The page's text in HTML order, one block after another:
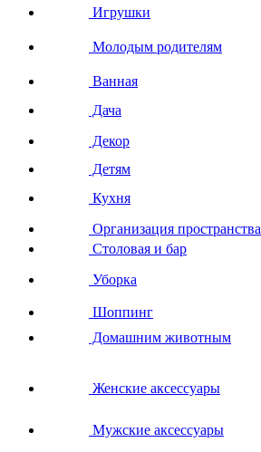
Игрушки
Молодым родителям
Ванная
Дача
Декор
Детям
Кухня
Организация пространства
Столовая и бар
Уборка
Шоппинг
Домашним животным
Женские аксессуары
Мужские аксессуары